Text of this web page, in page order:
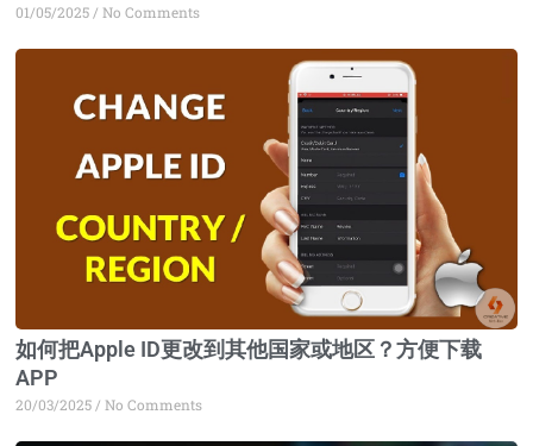
01/05/2025 No Comments
如何把Apple ID更改到其他国家或地区？方便下载
APP
20/03/2025 No Comments